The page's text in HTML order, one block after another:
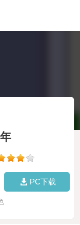
PC下载